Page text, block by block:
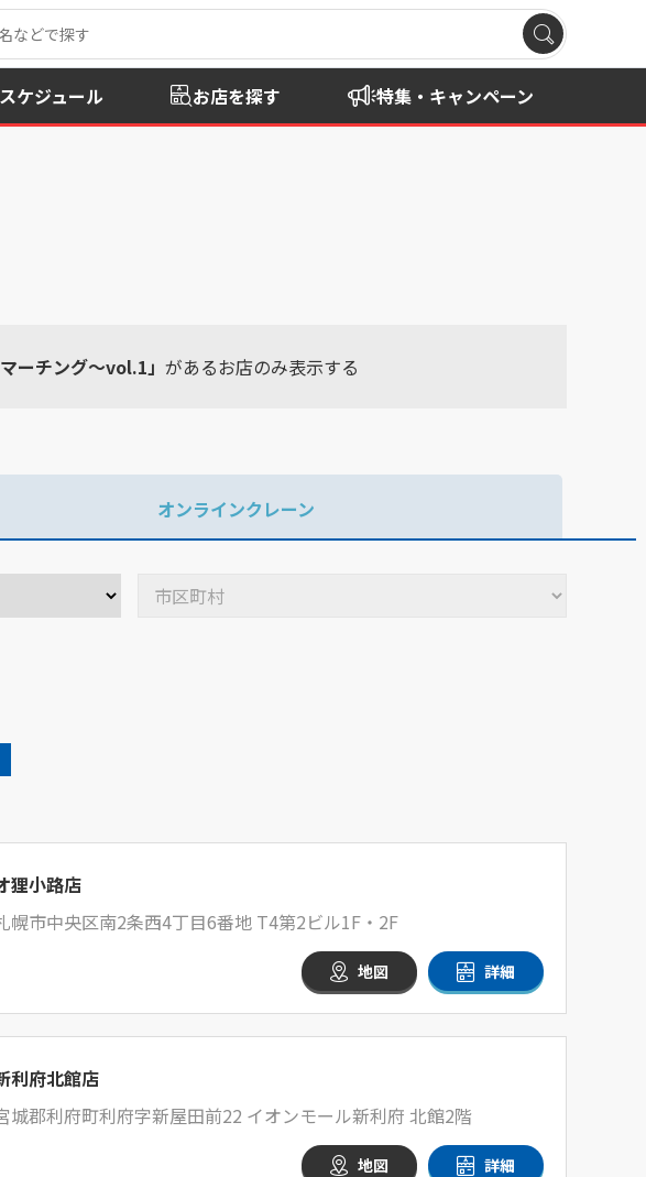
ケジュール お店を探す 特集・キャンペーン
ーチング～vol.1」 があるお店のみ表示する
オンラインクレーン
狸小路店
幌市中央区南2条西4丁目6番地 T4第2ビル1F・2F
地図 詳細
利府北館店
城郡利府町利府字新屋田前22 イオンモール新利府 北館2階
地図 詳細